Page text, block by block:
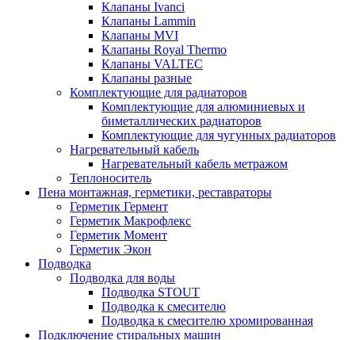
Клапаны Ivanci
Клапаны Lammin
Клапаны MVI
Клапаны Royal Thermo
Клапаны VALTEC
Клапаны разные
Комплектующие для радиаторов
Комплектующие для алюминиевых и
биметаллических радиаторов
Комплектующие для чугунных радиаторов
Нагревательный кабель
Нагревательный кабель метражом
Теплоноситель
Пена монтажная, герметики, реставраторы
Герметик Гермент
Герметик Макрофлекс
Герметик Момент
Герметик Экон
Подводка
Подводка для воды
Подводка STOUT
Подводка к смесителю
Подводка к смесителю хромированная
Подключение стиральных машин